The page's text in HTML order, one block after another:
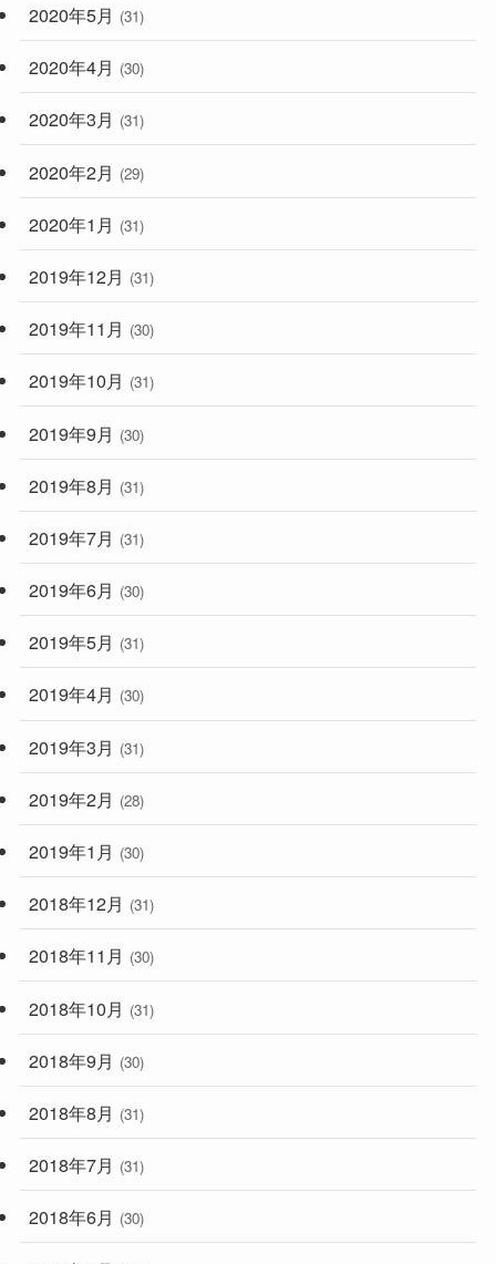
2020年5月 (31)
2020年4月 (30)
2020年3月 (31)
2020年2月 (29)
2020年1月 (31)
2019年12月 (31)
2019年11月 (30)
2019年10月 (31)
2019年9月 (30)
2019年8月 (31)
2019年7月 (31)
2019年6月 (30)
2019年5月 (31)
2019年4月 (30)
2019年3月 (31)
2019年2月 (28)
2019年1月 (30)
2018年12月 (31)
2018年11月 (30)
2018年10月 (31)
2018年9月 (30)
2018年8月 (31)
2018年7月 (31)
2018年6月 (30)